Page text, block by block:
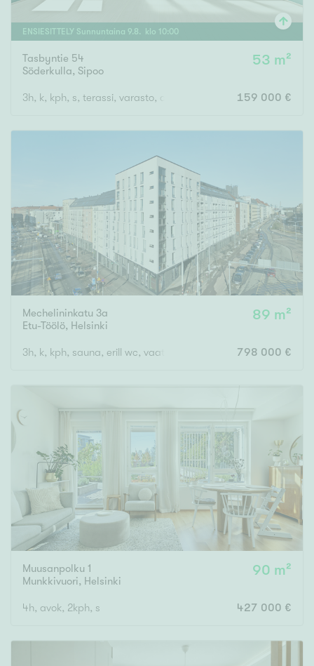
ENSIESITTELY Sunnuntaina 9. 8 . klo 10:00
Tasbyntie 54
Söderkulla, Sipoo
53 m²
3h, k, kph, s, terassi, varasto, autokatospaikka 159 000 €
Mechelininkatu 3a
Etu-Töölö, Helsinki
89 m²
3h, k, kph, sauna, erill wc, vaateh, parveke 798 000 €
Muusanpolku 1
Munkkivuori, Helsinki
90 m²
4h, avok, 2kph, s 427 000 €